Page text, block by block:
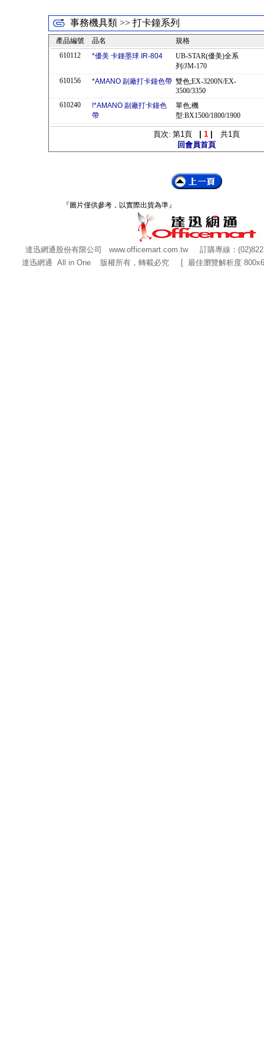
事務機具類 >> 打卡鐘系列
產品編號 品名
規格
610112
*優美 卡鍾墨球 IR-804
UB-STAR(優美)全系
列/JM-170
610156
*AMANO 副廠打卡鐘色帶 雙色;EX-3200N/EX-
3500/3350
610240
!*AMANO 副廠打卡鐘色
帶
單色;機
型:BX1500/1800/1900
頁次: 第1頁 1| 共1頁
回會員首頁
『圖片僅供參考，以實際出貨為準』
達迅網通股份有限公司 www.officemart.com.tw訂購專線：
達迅網通 All in One 版權所有，轉載必究 [ 最佳瀏覽解析度